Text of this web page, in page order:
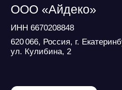
© ideco 2005-2026 · Все права защищены